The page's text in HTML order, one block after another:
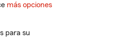
más opciones
para su